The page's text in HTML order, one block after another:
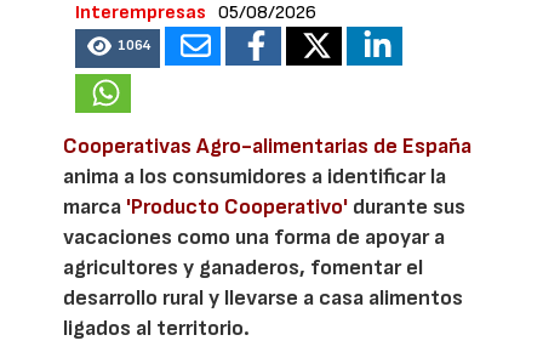
Interempresas
05/08/2026
1064
Cooperativas Agro-alimentarias de España
anima a los consumidores a identificar la
marca 'Producto Cooperativo' durante sus
vacaciones como una forma de apoyar a
agricultores y ganaderos, fomentar el
desarrollo rural y llevarse a casa alimentos
ligados al territorio.